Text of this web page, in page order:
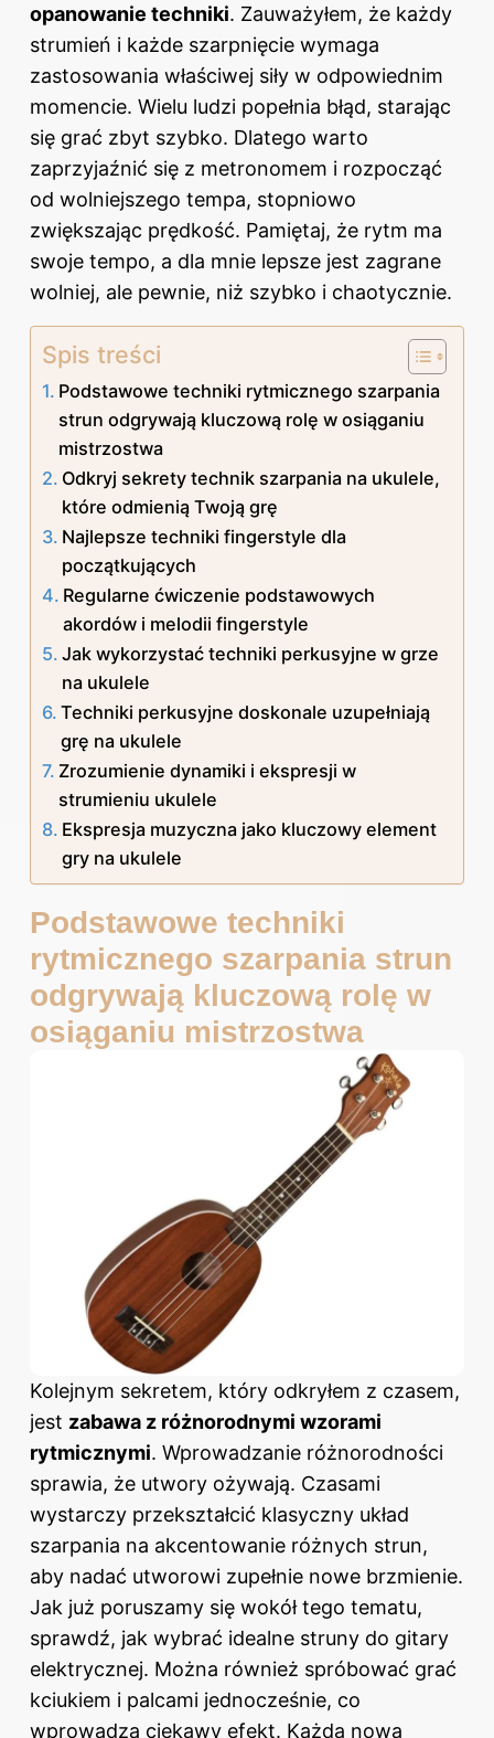
opanowanie techniki. Zauważyłem, że każdy
strumień i każde szarpnięcie wymaga
zastosowania właściwej siły w odpowiednim
momencie. Wielu ludzi popełnia błąd, starając
się grać zbyt szybko. Dlatego warto
zaprzyjaźnić się z metronomem i rozpocząć
od wolniejszego tempa, stopniowo
zwiększając prędkość. Pamiętaj, że rytm ma
swoje tempo, a dla mnie lepsze jest zagrane
wolniej, ale pewnie, niż szybko i chaotycznie.
Spis treści
Podstawowe techniki rytmicznego szarpania
strun odgrywają kluczową rolę w osiąganiu
mistrzostwa
Odkryj sekrety technik szarpania na ukulele,
które odmienią Twoją grę
Najlepsze techniki fingerstyle dla
początkujących
Regularne ćwiczenie podstawowych
akordów i melodii fingerstyle
Jak wykorzystać techniki perkusyjne w grze
na ukulele
Techniki perkusyjne doskonale uzupełniają
grę na ukulele
Zrozumienie dynamiki i ekspresji w
strumieniu ukulele
Ekspresja muzyczna jako kluczowy element
gry na ukulele
Podstawowe techniki
rytmicznego szarpania strun
odgrywają kluczową rolę w
osiąganiu mistrzostwa
Kolejnym sekretem, który odkryłem z czasem,
jest zabawa z różnorodnymi wzorami
rytmicznymi. Wprowadzanie różnorodności
sprawia, że utwory ożywają. Czasami
wystarczy przekształcić klasyczny układ
szarpania na akcentowanie różnych strun,
aby nadać utworowi zupełnie nowe brzmienie.
Jak już poruszamy się wokół tego tematu,
sprawdź, jak wybrać idealne struny do gitary
elektrycznej. Można również spróbować grać
kciukiem i palcami jednocześnie, co
wprowadza ciekawy efekt. Każda nowa